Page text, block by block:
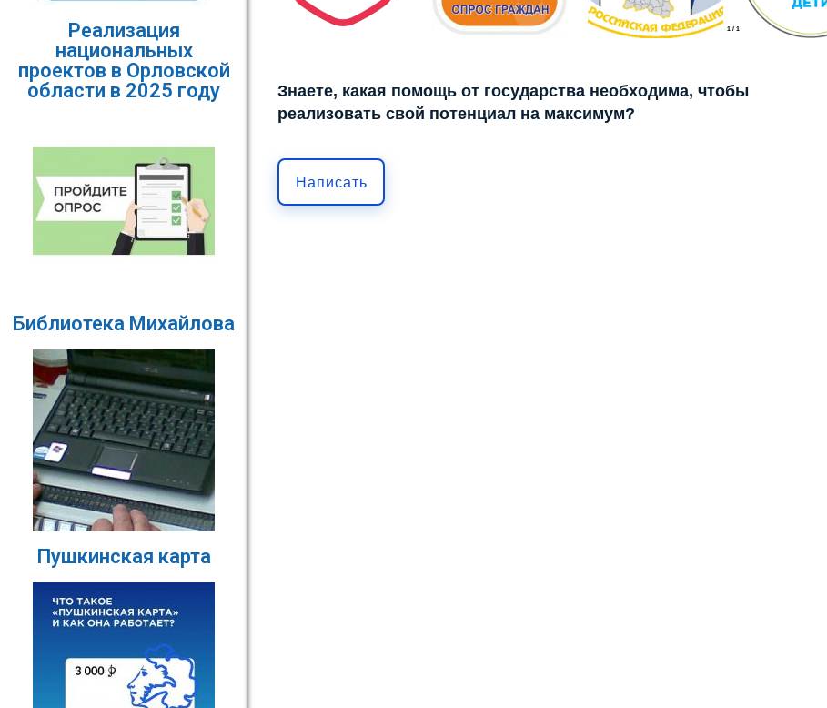
Реализация
национальных
проектов в Орловской
области в 2025 году
Библиотека Михайлова
Пушкинская карта
1 / 1
Знаете, какая помощь от государства необходима, чтобы
реализовать свой потенциал на максимум?
Написать